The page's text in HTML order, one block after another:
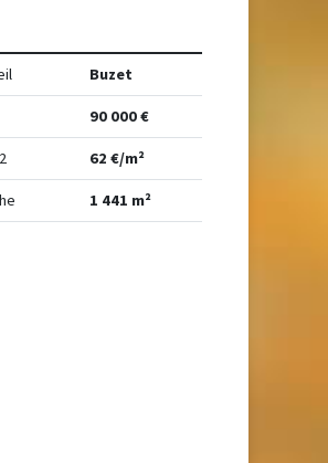
Buzet
90 000 €
62 €/m²
1 441 m²